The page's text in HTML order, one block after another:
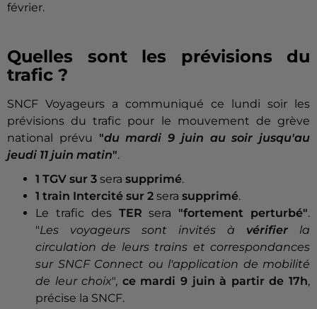
février.
Quelles sont les prévisions du
trafic ?
SNCF Voyageurs a communiqué ce lundi soir les
prévisions du trafic pour le mouvement de grève
national prévu "du mardi 9 juin au soir jusqu'au
jeudi 11 juin matin".
1 TGV sur 3 sera supprimé.
1 train Intercité sur 2 sera supprimé.
Le trafic des TER sera "fortement perturbé".
"Les voyageurs sont invités à vérifier la
circulation de leurs trains et correspondances
sur SNCF Connect ou l'application de mobilité
de leur choix", ce mardi 9 juin à partir de 17h,
précise la SNCF.